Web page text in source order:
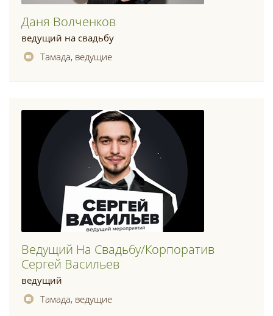
Даня Волченков
ведущий на свадьбу
Тамада, ведущие
Ведущий На Свадьбу/корпоратив
Сергей Васильев
ведущий
Тамада, ведущие